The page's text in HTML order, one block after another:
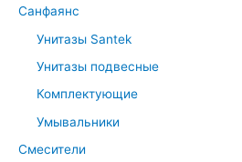
Санфаянс
Унитазы Santek
Унитазы подвесные
Комплектующие
Умывальники
Смесители